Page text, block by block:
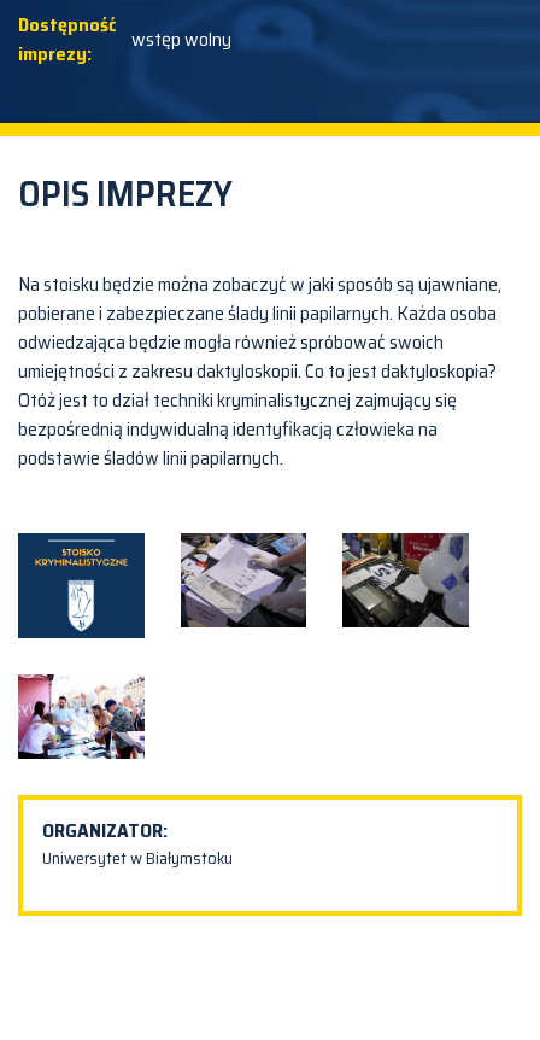
Dostępność
imprezy:
wstęp wolny
OPIS IMPREZY
Na stoisku będzie można zobaczyć w jaki sposób są ujawniane,
pobierane i zabezpieczane ślady linii papilarnych. Każda osoba
odwiedzająca będzie mogła również spróbować swoich
umiejętności z zakresu daktyloskopii. Co to jest daktyloskopia?
Otóż jest to dział techniki kryminalistycznej zajmujący się
bezpośrednią indywidualną identyfikacją człowieka na
podstawie śladów linii papilarnych.
ORGANIZATOR:
Uniwersytet w Białymstoku